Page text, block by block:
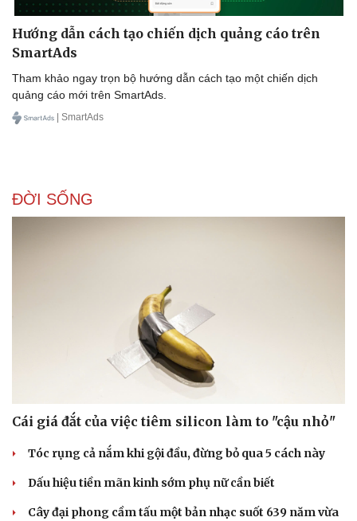
Dinh dưỡng - món ngon
Nhi khoa
Nam khoa
Phòng mạch online
Đời sống
Nhà đẹp
Blog
Tình yêu - Gia đình
Hướng dẫn cách tạo chiến dịch quảng cáo trên
SmartAds
Tham khảo ngay trọn bộ hướng dẫn cách tạo một chiến dịch
quảng cáo mới trên SmartAds.
| SmartAds
ĐỜI SỐNG
Cái giá đắt của việc tiêm silicon làm to "cậu nhỏ"
Tóc rụng cả nắm khi gội đầu, đừng bỏ qua 5 cách này
Dấu hiệu tiền mãn kinh sớm phụ nữ cần biết
Cây đại phong cầm tấu một bản nhạc suốt 639 năm vừa